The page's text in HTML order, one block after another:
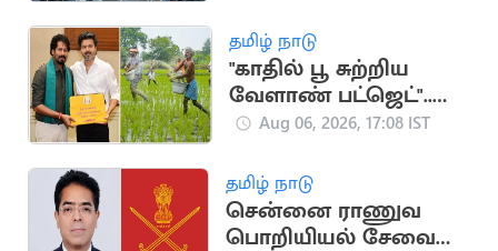
தமிழ் நாடு
"காதில் பூ சுற்றிய
வேளாண் பட்ஜெட்"..
காவிரி டெல்டா
விமர்சனம்
Aug 06, 2026, 17:08 IST
தமிழ் நாடு
சென்னை ராணுவ
பொறியியல் சேவை